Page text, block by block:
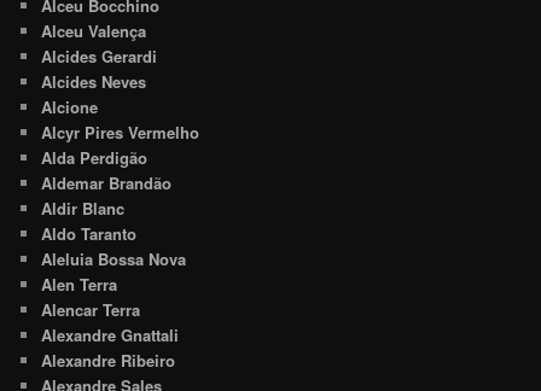
Alceu Bocchino
Alceu Valença
Alcides Gerardi
Alcides Neves
Alcione
Alcyr Pires Vermelho
Alda Perdigão
Aldemar Brandão
Aldir Blanc
Aldo Taranto
Aleluia Bossa Nova
Alen Terra
Alencar Terra
Alexandre Gnattali
Alexandre Ribeiro
Alexandre Sales